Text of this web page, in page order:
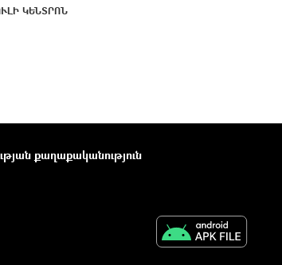
ԿԵՆՏՐՈՆ
քաղաքականություն